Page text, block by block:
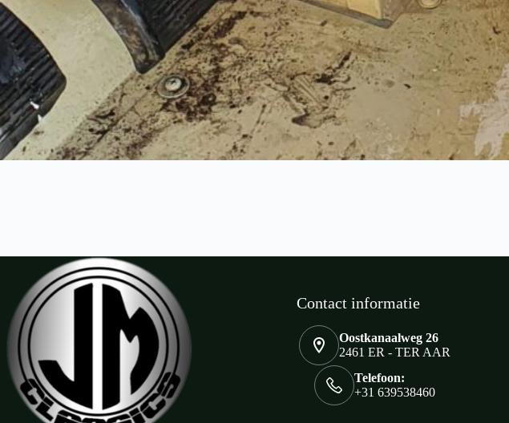
Contact informatie
Oostkanaalweg 26
2461 ER - TER AAR
Telefoon:
+31 639538460